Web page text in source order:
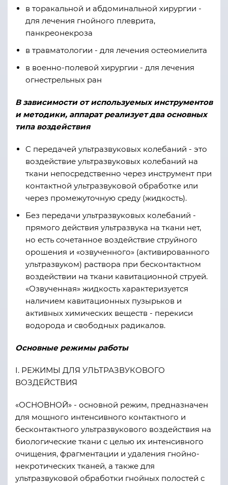
в торакальной и абдоминальной хирургии -
для лечения гнойного плеврита,
панкреонекроза
в травматологии - для лечения остеомиелита
в военно-полевой хирургии - для лечения
огнестрельных ран
В зависимости от используемых инструментов
и методики, аппарат реализует два основных
типа воздействия
C передачей ультразвуковых колебаний - это
воздействие ультразвуковых колебаний на
ткани непосредственно через инструмент при
контактной ультразвуковой обработке или
через промежуточную среду (жидкость).
Без передачи ультразвуковых колебаний -
прямого действия ультразвука на ткани нет,
но есть сочетанное воздействие струйного
орошения и «озвученного» (активированного
ультразвуком) раствора при бесконтактном
воздействии на ткани кавитационной струей.
«Озвученная» жидкость характеризуется
наличием кавитационных пузырьков и
активных химических веществ - перекиси
водорода и свободных радикалов.
Основные режимы работы
I. РЕЖИМЫ ДЛЯ УЛЬТРАЗВУКОВОГО
ВОЗДЕЙСТВИЯ
«ОСНОВНОЙ» - основной режим, предназначен
для мощного интенсивного контактного и
бесконтактного ультразвукового воздействия на
биологические ткани с целью их интенсивного
очищения, фрагментации и удаления гнойно-
некротических тканей, а также для
ультразвуковой обработки гнойных полостей с